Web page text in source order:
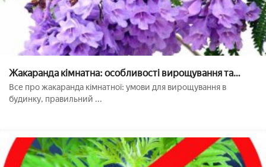
Жакаранда кімнатна: особливості вирощування та
догляду
Все про жакаранда кімнатної: умови для вирощування в
будинку, правильний ...